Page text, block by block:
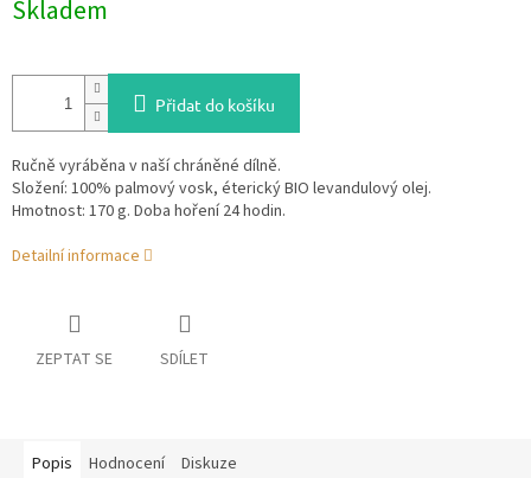
cena:
Skladem
Přidat do košíku
Ručně vyráběna v naší chráněné dílně.
Složení: 100% palmový vosk, éterický BIO levandulový olej.
Hmotnost: 170 g. Doba hoření 24 hodin.
Detailní informace
ZEPTAT SE SDÍLET
Popis Hodnocení Diskuze